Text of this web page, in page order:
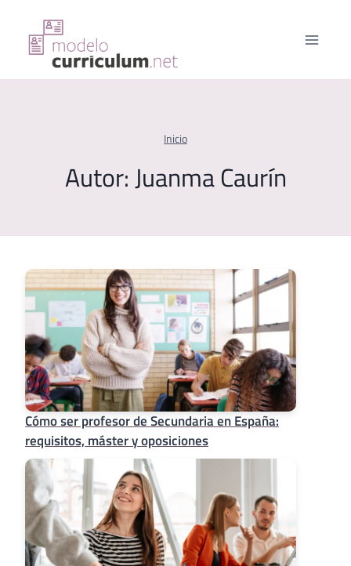
contenido
Inicio
Autor: Juanma Caurín
Cómo ser profesor de Secundaria en España:
requisitos, máster y oposiciones